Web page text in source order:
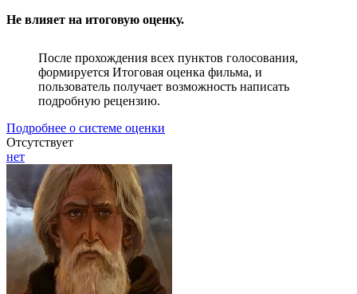
Не влияет на итоговую оценку.
После прохождения всех пунктов голосования,
формируется Итоговая оценка фильма, и
пользователь получает возможность написать
подробную рецензию.
Подробнее о системе оценки
Отсутствует
нет